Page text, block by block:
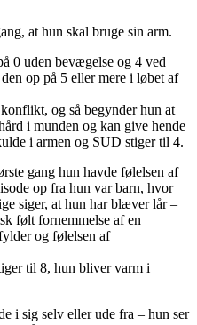
at hun skal bruge sin arm.
0 uden bevægelse og 4 ved
op på 5 eller mere i løbet af
og så begynder hun at
i munden og kan give hende
i armen og SUD stiger til 4.
gang hun havde følelsen af
op fra hun var barn, hvor
siger, at hun har blæver lår –
følt fornemmelse af en
og følelsen af
til 8, hun bliver varm i
i sig selv eller ude fra – hun ser